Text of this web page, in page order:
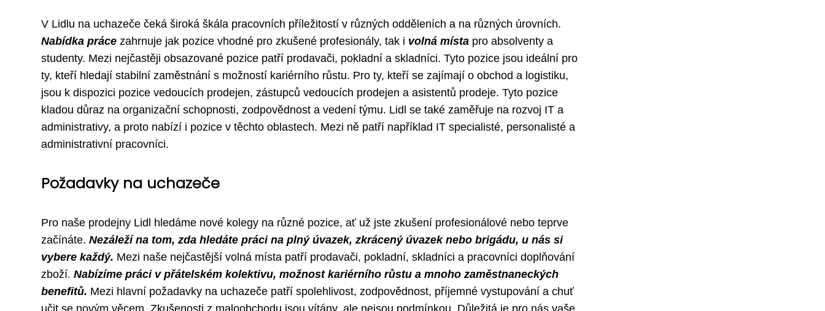
V Lidlu na uchazeče čeká široká škála pracovních příležitostí v různých odděleních a na různých úrovních.
Nabídka práce zahrnuje jak pozice vhodné pro zkušené profesionály, tak i volná místa pro absolventy a
studenty. Mezi nejčastěji obsazované pozice patří prodavači, pokladní a skladníci. Tyto pozice jsou ideální pro
ty, kteří hledají stabilní zaměstnání s možností kariérního růstu. Pro ty, kteří se zajímají o obchod a logistiku,
jsou k dispozici pozice vedoucích prodejen, zástupců vedoucích prodejen a asistentů prodeje. Tyto pozice
kladou důraz na organizační schopnosti, zodpovědnost a vedení týmu. Lidl se také zaměřuje na rozvoj IT a
administrativy, a proto nabízí i pozice v těchto oblastech. Mezi ně patří například IT specialisté, personalisté a
administrativní pracovníci.
Požadavky na uchazeče
Pro naše prodejny Lidl hledáme nové kolegy na různé pozice, ať už jste zkušení profesionálové nebo teprve
začínáte. Nezáleží na tom, zda hledáte práci na plný úvazek, zkrácený úvazek nebo brigádu, u nás si
vybere každý. Mezi naše nejčastější volná místa patří prodavači, pokladní, skladníci a pracovníci doplňování
zboží. Nabízíme práci v přátelském kolektivu, možnost kariérního růstu a mnoho zaměstnaneckých
benefitů. Mezi hlavní požadavky na uchazeče patří spolehlivost, zodpovědnost, příjemné vystupování a chuť
učit se novým věcem. Zkušenosti z maloobchodu jsou vítány, ale nejsou podmínkou. Důležitá je pro nás vaše